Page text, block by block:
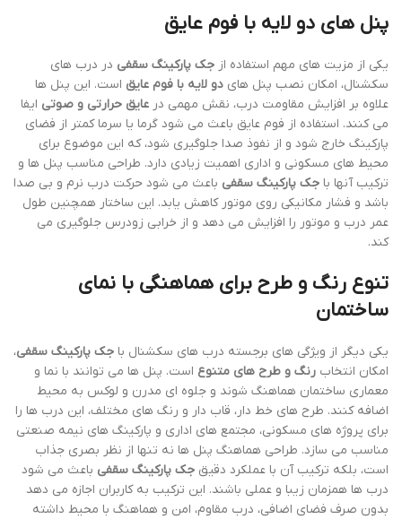
پنل های دو لایه با فوم عایق
یکی از مزیت های مهم استفاده از جک پارکینگ سقفی در درب های
سکشنال، امکان نصب پنل های دو لایه با فوم عایق است. این پنل ها
علاوه بر افزایش مقاومت درب، نقش مهمی در عایق حرارتی و صوتی ایفا
می کنند. استفاده از فوم عایق باعث می شود گرما یا سرما کمتر از فضای
پارکینگ خارج شود و از نفوذ صدا جلوگیری شود، که این موضوع برای
محیط های مسکونی و اداری اهمیت زیادی دارد. طراحی مناسب پنل ها و
ترکیب آنها با جک پارکینگ سقفی باعث می شود حرکت درب نرم و بی صدا
باشد و فشار مکانیکی روی موتور کاهش یابد. این ساختار همچنین طول
عمر درب و موتور را افزایش می دهد و از خرابی زودرس جلوگیری می
کند.
تنوع رنگ و طرح برای هماهنگی با نمای
ساختمان
یکی دیگر از ویژگی های برجسته درب های سکشنال با جک پارکینگ سقفی،
امکان انتخاب رنگ و طرح های متنوع است. پنل ها می توانند با نما و
معماری ساختمان هماهنگ شوند و جلوه ای مدرن و لوکس به محیط
اضافه کنند. طرح های خط دار، قاب دار و رنگ های مختلف، این درب ها را
برای پروژه های مسکونی، مجتمع های اداری و پارکینگ های نیمه صنعتی
مناسب می سازد. طراحی هماهنگ پنل ها نه تنها از نظر بصری جذاب
است، بلکه ترکیب آن با عملکرد دقیق جک پارکینگ سقفی باعث می شود
درب ها همزمان زیبا و عملی باشند. این ترکیب به کاربران اجازه می دهد
بدون صرف فضای اضافی، درب مقاوم، امن و هماهنگ با محیط داشته